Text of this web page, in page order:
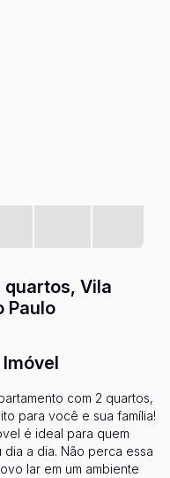
Vila
Paulo
com 2 quartos,
para você e sua família!
é ideal para quem
a dia. Não perca essa
lar em um ambiente